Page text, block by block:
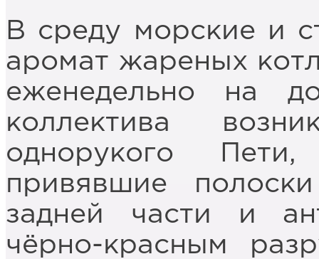
В среду морские и
аромат жареных
еженедельно на
коллектива
однорукого
привявшие
задней части и
чёрно-красным